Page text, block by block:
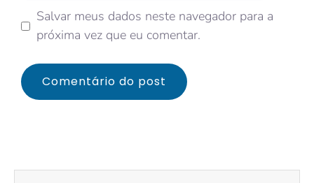
Salvar meus dados neste navegador para a
próxima vez que eu comentar.